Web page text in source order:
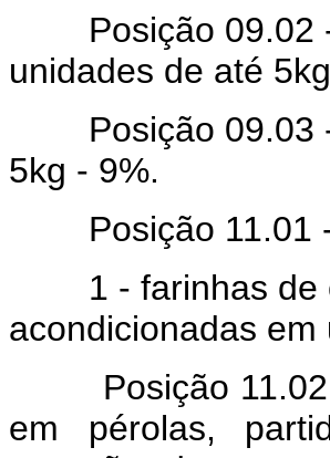
Posição 09.02 -
unidades de até
Posição 09.03 -
5kg - 9%.
Posição 11.01 -
1 - farinhas de
acondicionadas
Posição 11.02 -
em pérolas,